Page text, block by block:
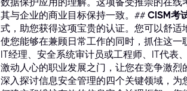
数据保护应用的理解。这项备受推崇的在
其与企业的商业目标保持一致。## CISM考
式，助您获得这项宝贵的认证。您可以舒
使您能够在兼顾日常工作的同时，抓住这
IT经理、安全系统审计员或工程师、IT代表
激动人心的职业发展之门，让您在竞争激
深入探讨信息安全管理的四个关键领域，